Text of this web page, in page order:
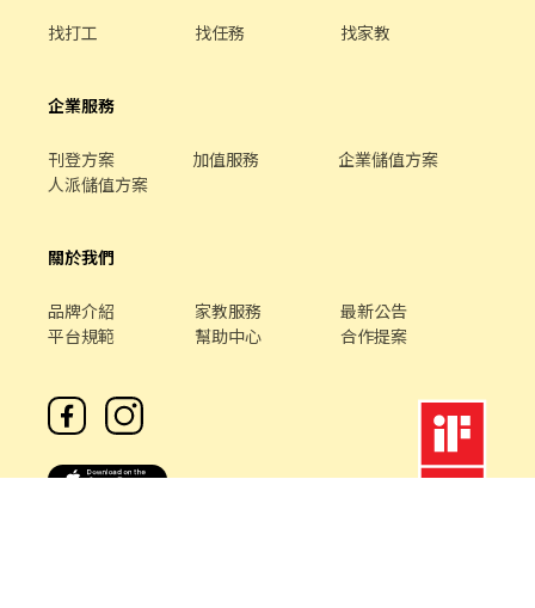
找打工 找任務 找家教
企業服務
刊登方案 加值服務
企業儲值方案
人派儲值方案
關於我們
品牌介紹 家教服務
最新公告
平台規範
幫助中心 合作提案